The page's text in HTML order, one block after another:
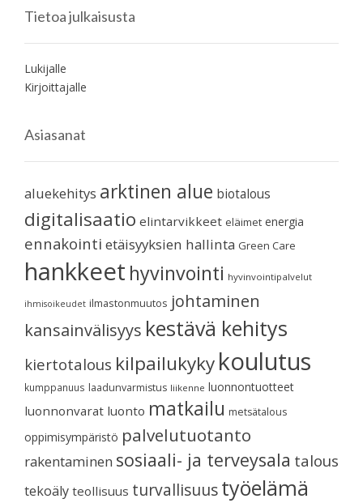
Tietoa julkaisusta
Lukijalle
Kirjoittajalle
Asiasanat
aluekehitys arktinen alue biotalous
digitalisaatio elintarvikkeet eläimet energia
ennakointi etäisyyksien hallinta Green Care
hankkeet hyvinvointi hyvinvointipalvelut
ihmisoikeudet ilmastonmuutos johtaminen
kansainvälisyys kestävä kehitys
kiertotalous kilpailukykykoulutus
kumppanuus laadunvarmistus liikenne luonnontuotteet
luonnonvarat luonto matkailu metsätalous
oppimisympäristö palvelutuotanto
rakentaminen sosiaali- ja terveysala talous
tekoäly teollisuus turvallisuustyöelämä